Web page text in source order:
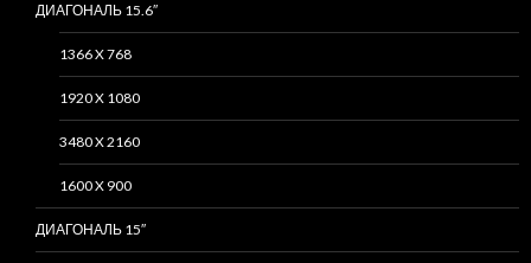
ДИАГОНАЛЬ 15.6″
1366 X 768
1920 X 1080
3480 X 2160
1600 X 900
ДИАГОНАЛЬ 15″